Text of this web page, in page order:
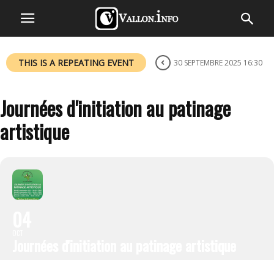
THIS IS A REPEATING EVENT 30 SEPTEMBRE 2025 16:30
Journées d'initiation au patinage
artistique